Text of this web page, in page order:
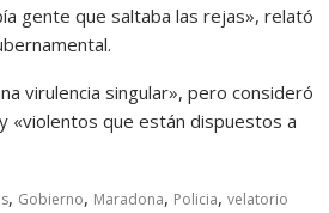
gente que saltaba las rejas», relató
virulencia singular», pero consideró
«violentos que están dispuestos a
, Gobierno, Maradona, Policia, velatorio